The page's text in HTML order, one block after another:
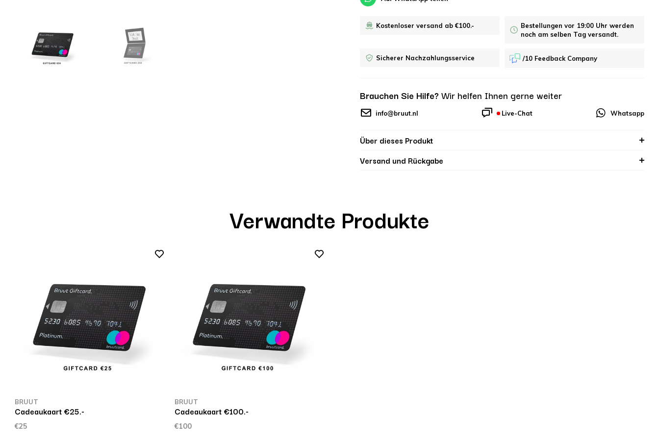
Kostenloser versand ab €100.-
Bestellungen vor 19:00 Uhr werden
noch am selben Tag versandt.
Sicherer Nachzahlungsservice /10 Feedback Company
Brauchen Sie Hilfe? Wir helfen Ihnen gerne weiter
info@bruut.nl Live-Chat Whatsapp
Über dieses Produkt
Versand und Rückgabe
Verwandte Produkte
BRUUT
Cadeaukaart €25.-
€25
BRUUT
Cadeaukaart €100.-
€100